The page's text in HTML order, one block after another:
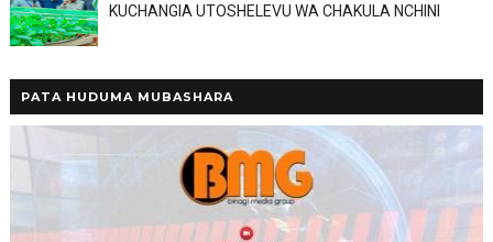
KUCHANGIA UTOSHELEVU WA CHAKULA NCHINI
PATA HUDUMA MUBASHARA